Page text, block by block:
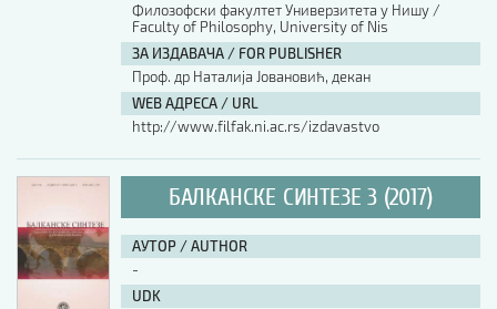
Филозофски факултет Универзитета у Нишу /
Faculty of Philosophy, University of Nis
ЗА ИЗДАВАЧА / FOR PUBLISHER
Проф. др Наталија Јовановић, декан
WEB АДРЕСА / URL
http://www.filfak.ni.ac.rs/izdavastvo
БАЛКАНСКЕ СИНТЕЗЕ 3 (2017)
АУТОР / AUTHOR
-
UDK